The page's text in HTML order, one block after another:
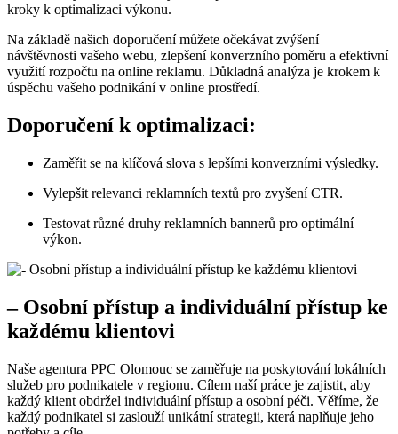
kroky k optimalizaci výkonu.
Na základě našich doporučení můžete očekávat zvýšení
návštěvnosti vašeho webu, zlepšení konverzního poměru a efektivní
využití rozpočtu na online reklamu. Důkladná analýza je krokem k
úspěchu vašeho podnikání v online prostředí.
Doporučení k optimalizaci:
Zaměřit se na klíčová slova s lepšími konverzními výsledky.
Vylepšit relevanci reklamních textů pro zvyšení CTR.
Testovat různé druhy reklamních bannerů pro optimální
výkon.
– Osobní přístup a individuální přístup ke
každému klientovi
Naše agentura PPC Olomouc se zaměřuje na poskytování lokálních
služeb pro podnikatele v regionu. Cílem naší práce je zajistit, aby
každý klient obdržel individuální přístup a osobní péči. Věříme, že
každý podnikatel si zaslouží unikátní strategii, která naplňuje jeho